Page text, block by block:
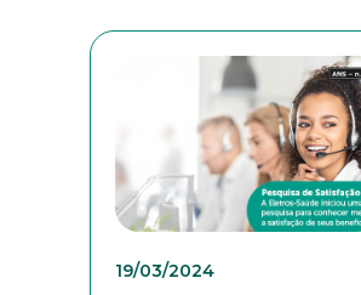
19/03/2024